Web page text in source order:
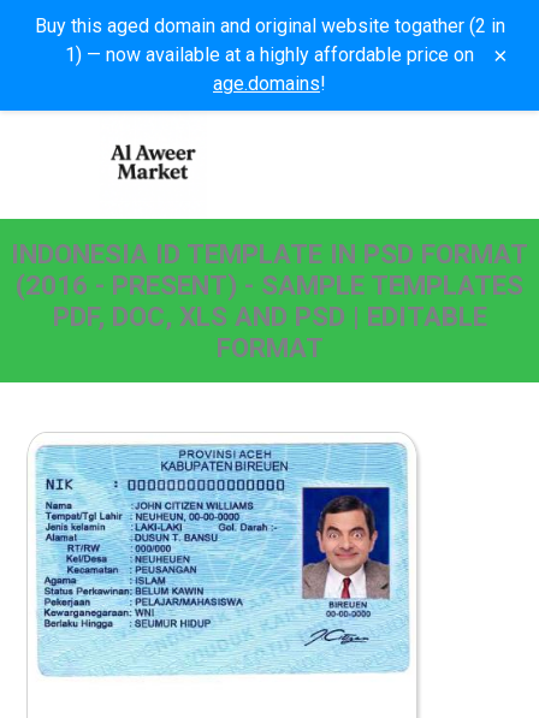
Buy this aged domain and original website togather (2 in
1) — now available at a highly affordable price on
age.domains!
×
INDONESIA ID TEMPLATE IN PSD FORMAT
(2016 - PRESENT) - SAMPLE TEMPLATES
PDF, DOC, XLS AND PSD | EDITABLE
FORMAT